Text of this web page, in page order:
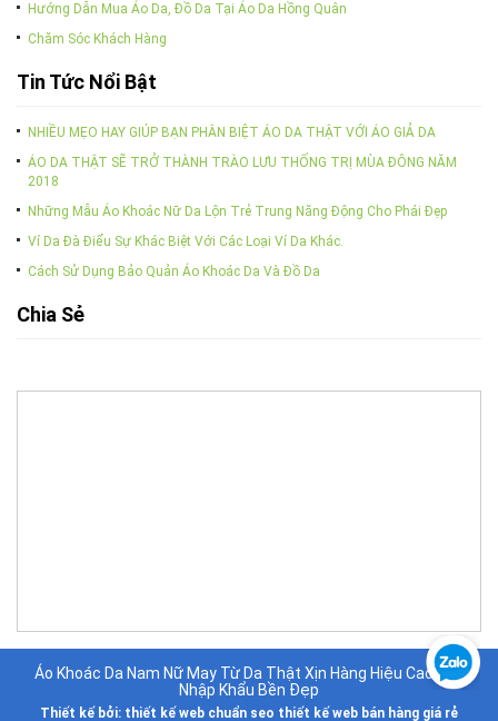
Hướng Dẫn Mua Áo Da, Đồ Da Tại Áo Da Hồng Quân
Chăm Sóc Khách Hàng
Tin Tức Nổi Bật
NHIỀU MẸO HAY GIÚP BẠN PHÂN BIỆT ÁO DA THẬT VỚI ÁO GIẢ DA
ÁO DA THẬT SẼ TRỞ THÀNH TRÀO LƯU THỐNG TRỊ MÙA ĐÔNG NĂM
2018
Những Mẫu Áo Khoác Nữ Da Lộn Trẻ Trung Năng Động Cho Phái Đẹp
Ví Da Đà Điểu Sự Khác Biệt Với Các Loại Ví Da Khác.
Cách Sử Dụng Bảo Quản Áo Khoác Da Và Đồ Da
Chia Sẻ
Áo Khoác Da Nam Nữ May Từ Da Thật Xịn Hàng Hiệu Cao Cấp
Nhập Khẩu Bền Đẹp
Thiết kế bởi: thiết kế web chuẩn seo thiết kế web bán hàng giá rẻ